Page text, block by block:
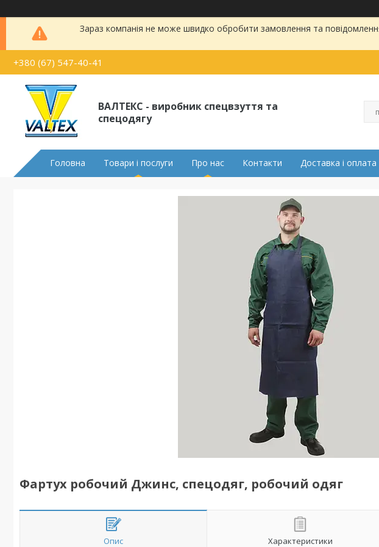
Зараз компанія не може швидко обробити замовлення та
+380 (67) 547-40-41
ВАЛТЕКС - виробник спецвзуття та
спецодягу
Головна Товари і послуги Про нас Контакти Доставка і оплата
Фартух робочий Джинс, спецодяг, робочий одяг
Опис Характеристики